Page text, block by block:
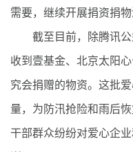
需要，继续开展捐资捐
截至目前，除腾讯公
收到壹基金、北京太阳
究会捐赠的物资。这批
量，为防汛抢险和雨后
干部群众纷纷对爱心企